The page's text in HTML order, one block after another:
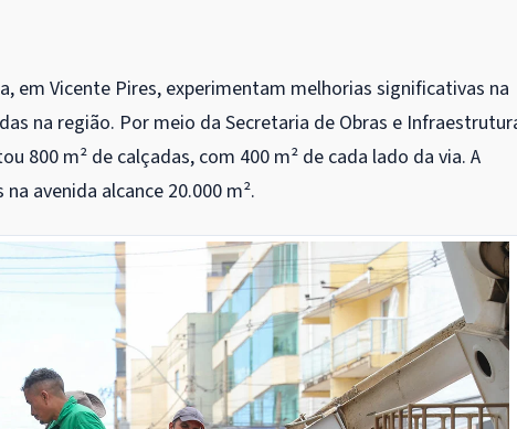
em Vicente Pires, experimentam melhorias significativas na
na região. Por meio da Secretaria de Obras e
800 m² de calçadas, com 400 m² de cada lado da via. A
avenida alcance 20.000 m².